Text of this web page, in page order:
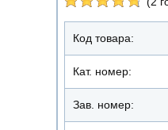
Код товара:
Кат. номер:
Зав. номер: